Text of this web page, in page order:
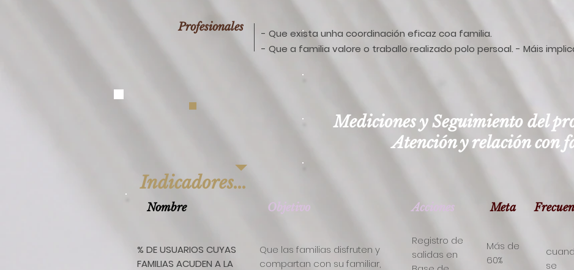
Profesionales
- Que exista unha coordinación eficaz coa familia.
- Que a familia valore o traballo realizado polo persoal. - Máis
Mediciones y Seguimiento del
Atención y relación con
Indicadores...
Nombre Objetivo Acciones Meta
% DE USUARIOS CUYAS
FAMILIAS ACUDEN A LA
Que las familias disfruten y
compartan con su familiar,
Registro de
salidas en
Más de
60%
se